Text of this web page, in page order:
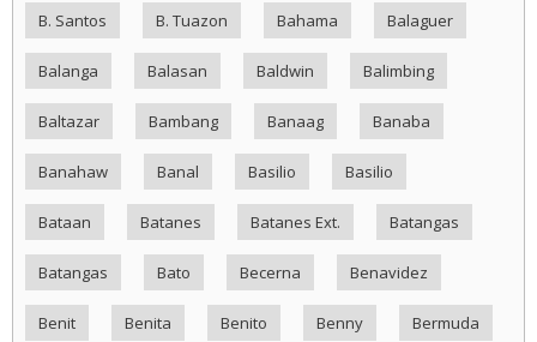
B. Santos B. Tuazon Bahama Balaguer
Balanga Balasan Baldwin Balimbing
Baltazar Bambang Banaag Banaba
Banahaw Banal Basilio Basilio
Bataan Batanes Batanes Ext. Batangas
Batangas Bato Becerna Benavidez
Benit Benita Benito Benny Bermuda